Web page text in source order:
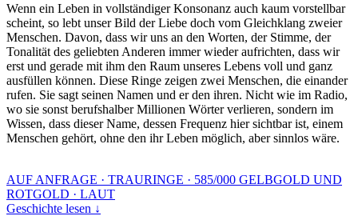
Wenn ein Leben in vollständiger Konsonanz auch kaum vorstellbar
scheint, so lebt unser Bild der Liebe doch vom Gleichklang zweier
Menschen. Davon, dass wir uns an den Worten, der Stimme, der
Tonalität des geliebten Anderen immer wieder aufrichten, dass wir
erst und gerade mit ihm den Raum unseres Lebens voll und ganz
ausfüllen können. Diese Ringe zeigen zwei Menschen, die einander
rufen. Sie sagt seinen Namen und er den ihren. Nicht wie im Radio,
wo sie sonst berufshalber Millionen Wörter verlieren, sondern im
Wissen, dass dieser Name, dessen Frequenz hier sichtbar ist, einem
Menschen gehört, ohne den ihr Leben möglich, aber sinnlos wäre.
AUF ANFRAGE · TRAURINGE · 585/000 GELBGOLD UND
ROTGOLD · LAUT
Geschichte lesen ↓